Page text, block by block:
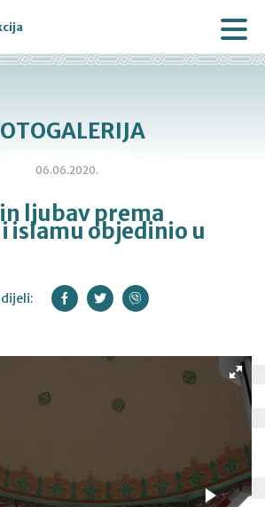
06.06.2020.
ljubav prema
islamu objedinio u